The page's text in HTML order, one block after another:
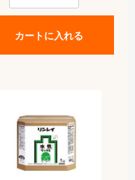
カートに入れる